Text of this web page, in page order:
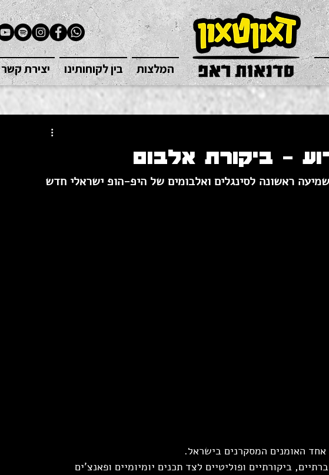
המלצות בין לקוחותינו יצירת קשר
- ביקורת אלבום
ראשונה לסינגלים ואלבומים של היפ-הופ ישראלי חדש
האומנים המסקרנים בישראל.
ביקורתיים ופוליטיים לצד תכנים יומיומיים ופאנצ'ים